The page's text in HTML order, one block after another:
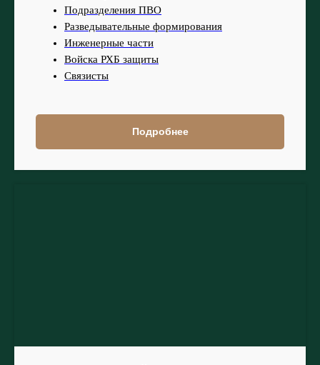
Подразделения ПВО
Разведывательные формирования
Инженерные части
Войска РХБ защиты
Связисты
Подробнее